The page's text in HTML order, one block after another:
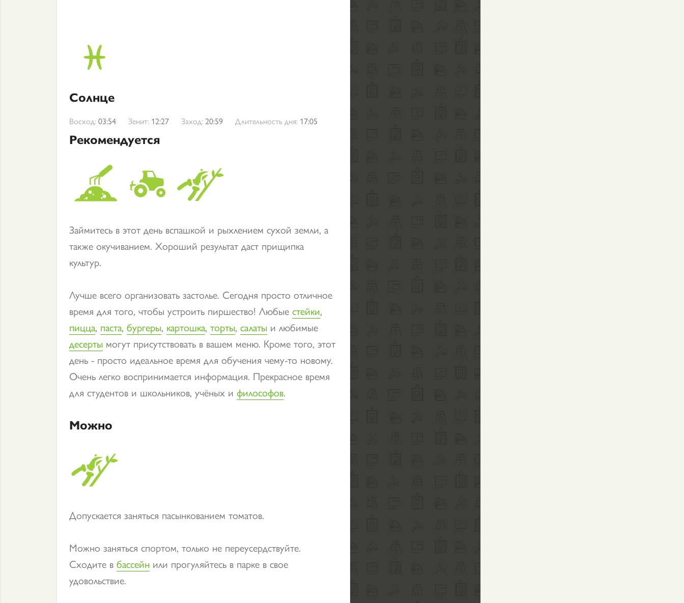
Солнце
Восход: 03:54 Зенит: 12:27 Заход: 20:59 Длительность дня: 17:05
Рекомендуется
Займитесь в этот день вспашкой и рыхлением сухой земли, а
также окучиванием. Хороший результат даст прищипка
культур.
Лучше всего организовать застолье. Сегодня просто отличное
время для того, чтобы устроить пиршество! Любые стейки,
пицца, паста, бургеры, картошка, торты, салаты и любимые
десерты могут присутствовать в вашем меню. Кроме того, этот
день - просто идеальное время для обучения чему-то новому.
Очень легко воспринимается информация. Прекрасное время
для студентов и школьников, учёных и философов.
Можно
Допускается заняться пасынкованием томатов.
Можно заняться спортом, только не переусердствуйте.
Сходите в бассейн или прогуляйтесь в парке в свое
удовольствие.